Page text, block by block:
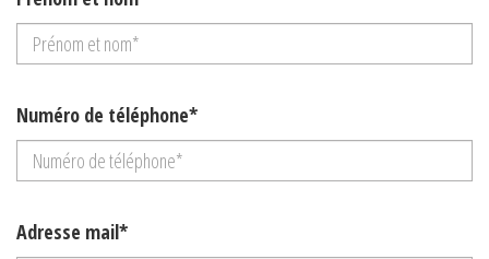
Numéro de téléphone*
Adresse mail*